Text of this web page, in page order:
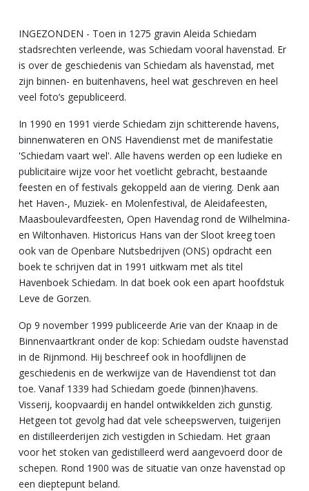
INGEZONDEN - Toen in 1275 gravin Aleida Schiedam
stadsrechten verleende, was Schiedam vooral havenstad. Er
is over de geschiedenis van Schiedam als havenstad, met
zijn binnen- en buitenhavens, heel wat geschreven en heel
veel foto’s gepubliceerd.
In 1990 en 1991 vierde Schiedam zijn schitterende havens,
binnenwateren en ONS Havendienst met de manifestatie
'Schiedam vaart wel'. Alle havens werden op een ludieke en
publicitaire wijze voor het voetlicht gebracht, bestaande
feesten en of festivals gekoppeld aan de viering. Denk aan
het Haven-, Muziek- en Molenfestival, de Aleidafeesten,
Maasboulevardfeesten, Open Havendag rond de Wilhelmina-
en Wiltonhaven. Historicus Hans van der Sloot kreeg toen
ook van de Openbare Nutsbedrijven (ONS) opdracht een
boek te schrijven dat in 1991 uitkwam met als titel
Havenboek Schiedam. In dat boek ook een apart hoofdstuk
Leve de Gorzen.
Op 9 november 1999 publiceerde Arie van der Knaap in de
Binnenvaartkrant onder de kop: Schiedam oudste havenstad
in de Rijnmond. Hij beschreef ook in hoofdlijnen de
geschiedenis en de werkwijze van de Havendienst tot dan
toe. Vanaf 1339 had Schiedam goede (binnen)havens.
Visserij, koopvaardij en handel ontwikkelden zich gunstig.
Hetgeen tot gevolg had dat vele scheepswerven, tuigerijen
en distilleerderijen zich vestigden in Schiedam. Het graan
voor het stoken van gedistilleerd werd aangevoerd door de
schepen. Rond 1900 was de situatie van onze havenstad op
een dieptepunt beland.